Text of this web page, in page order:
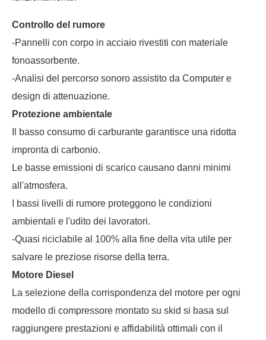
Controllo del rumore
-Pannelli con corpo in acciaio rivestiti con materiale
fonoassorbente.
-Analisi del percorso sonoro assistito da Computer e
design di attenuazione.
Protezione ambientale
Il basso consumo di carburante garantisce una ridotta
impronta di carbonio.
Le basse emissioni di scarico causano danni minimi
all'atmosfera.
I bassi livelli di rumore proteggono le condizioni
ambientali e l'udito dei lavoratori.
-Quasi riciclabile al 100% alla fine della vita utile per
salvare le preziose risorse della terra.
Motore Diesel
La selezione della corrispondenza del motore per ogni
modello di compressore montato su skid si basa sul
raggiungere prestazioni e affidabilità ottimali con il